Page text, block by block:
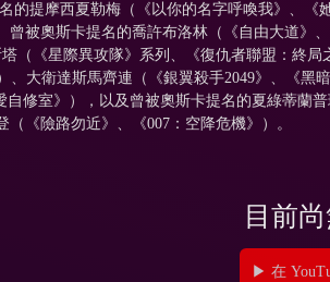
的提摩西夏勒梅（《以你的名字呼喚我》、
曾被奧斯卡提名的喬許布洛林（《自由大道》
（《星際異攻隊》系列、《復仇者聯盟：終
、大衛達斯馬齊連（《銀翼殺手2049》、《
修室》），以及曾被奧斯卡提名的夏綠蒂蘭
《險路勿近》、《007：空降危機》）。
目前
▶ 在